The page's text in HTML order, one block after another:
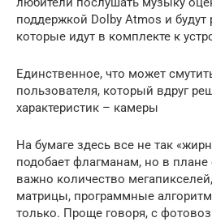
поддержкой Dolby Atmos и
которые идут в комплекте к
Единственное, что может
пользователя, который вдруг
характеристик – камеры
На бумаге здесь все не так
подобает флагманам, но в
важно количество
матрицы, программные
только. Проще говоря, с